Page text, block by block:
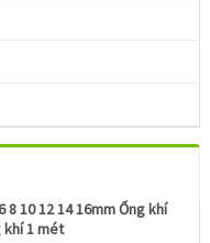
8 10 12 14 16mm Ống khí
khí 1 mét